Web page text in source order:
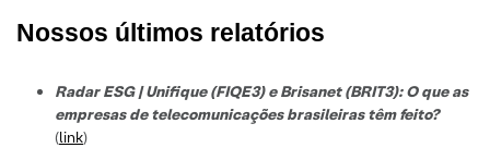
Nossos últimos relatórios
Radar ESG | Unifique (FIQE3) e Brisanet (BRIT3): O que as
empresas de telecomunicações brasileiras têm feito?
(link)